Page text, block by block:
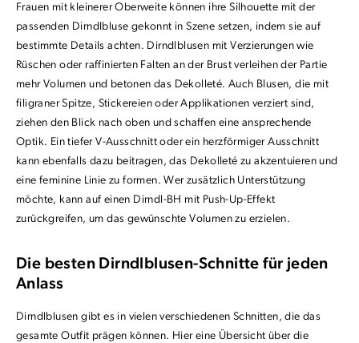
Frauen mit kleinerer Oberweite können ihre Silhouette mit der
passenden Dirndlbluse gekonnt in Szene setzen, indem sie auf
bestimmte Details achten. Dirndlblusen mit Verzierungen wie
Rüschen oder raffinierten Falten an der Brust verleihen der Partie
mehr Volumen und betonen das Dekolleté. Auch Blusen, die mit
filigraner Spitze, Stickereien oder Applikationen verziert sind,
ziehen den Blick nach oben und schaffen eine ansprechende
Optik. Ein tiefer V-Ausschnitt oder ein herzförmiger Ausschnitt
kann ebenfalls dazu beitragen, das Dekolleté zu akzentuieren und
eine feminine Linie zu formen. Wer zusätzlich Unterstützung
möchte, kann auf einen Dirndl-BH mit Push-Up-Effekt
zurückgreifen, um das gewünschte Volumen zu erzielen.
Die besten Dirndlblusen-Schnitte für jeden
Anlass
Dirndlblusen gibt es in vielen verschiedenen Schnitten, die das
gesamte Outfit prägen können. Hier eine Übersicht über die